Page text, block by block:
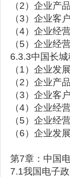
（2）企业产
（3）企业客
（4）企业经
（5）企业经
6.3.3中国长
（1）企业发
（2）企业产
（3）企业客
（4）企业经
（5）企业经
（6）企业发
第7章：中国
7.1我国电子